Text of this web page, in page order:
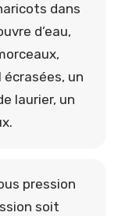
dans
d’eau,
écrasées, un
laurier, un
pression
soit